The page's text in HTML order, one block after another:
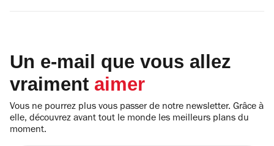
Un e-mail que vous allez
vraiment aimer
Vous ne pourrez plus vous passer de notre newsletter. Grâce à
elle, découvrez avant tout le monde les meilleurs plans du
moment.